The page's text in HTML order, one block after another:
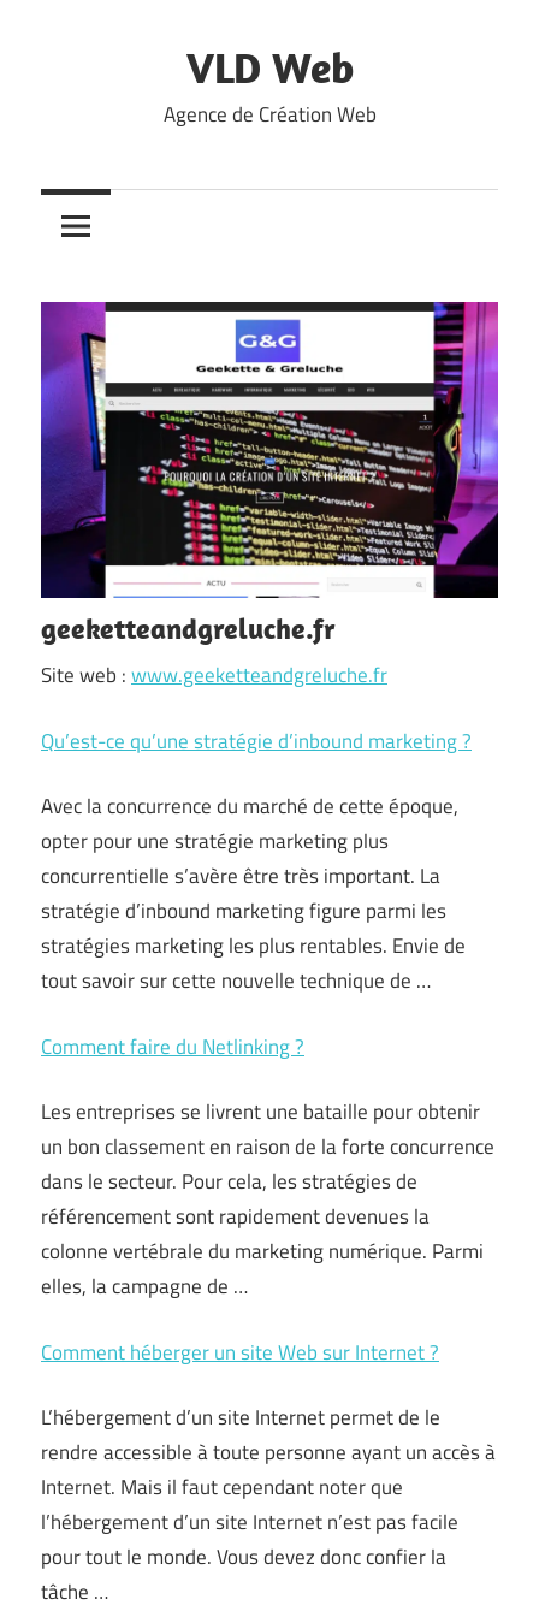
VLD Web
Agence de Création Web
geeketteandgreluche.fr
Site web :www.geeketteandgreluche.fr
Qu’est-ce qu’une stratégie d’inbound marketing ?
Avec la concurrence du marché de cette époque,
opter pour une stratégie marketing plus
concurrentielle s’avère être très important. La
stratégie d’inbound marketing figure parmi les
stratégies marketing les plus rentables. Envie de
tout savoir sur cette nouvelle technique de …
Comment faire du Netlinking ?
Les entreprises se livrent une bataille pour obtenir
un bon classement en raison de la forte concurrence
dans le secteur. Pour cela, les stratégies de
référencement sont rapidement devenues la
colonne vertébrale du marketing numérique. Parmi
elles, la campagne de …
Comment héberger un site Web sur Internet ?
L’hébergement d’un site Internet permet de le
rendre accessible à toute personne ayant un accès à
Internet. Mais il faut cependant noter que
l’hébergement d’un site Internet n’est pas facile
pour tout le monde. Vous devez donc confier la
tâche …